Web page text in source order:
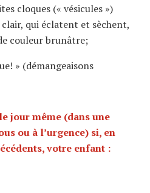
cloques (« vésicules »)
qui éclatent et sèchent,
couleur brunâtre;
» (démangeaisons
jour même (dans une
ou à l’urgence) si, en
votre enfant :